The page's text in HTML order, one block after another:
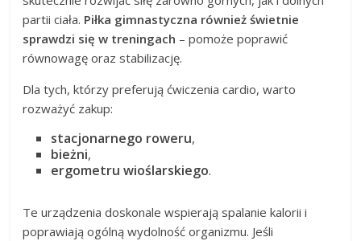
partii ciała. Piłka gimnastyczna również świetnie
sprawdzi się w treningach – pomoże poprawić
równowagę oraz stabilizację.
Dla tych, którzy preferują ćwiczenia cardio, warto
rozważyć zakup:
stacjonarnego roweru,
bieżni,
ergometru wioślarskiego.
Te urządzenia doskonale wspierają spalanie kalorii i
poprawiają ogólną wydolność organizmu. Jeśli